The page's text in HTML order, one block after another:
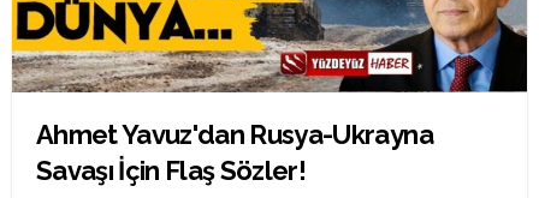
Ahmet Yavuz'dan Rusya-Ukrayna
Savaşı İçin Flaş Sözler!